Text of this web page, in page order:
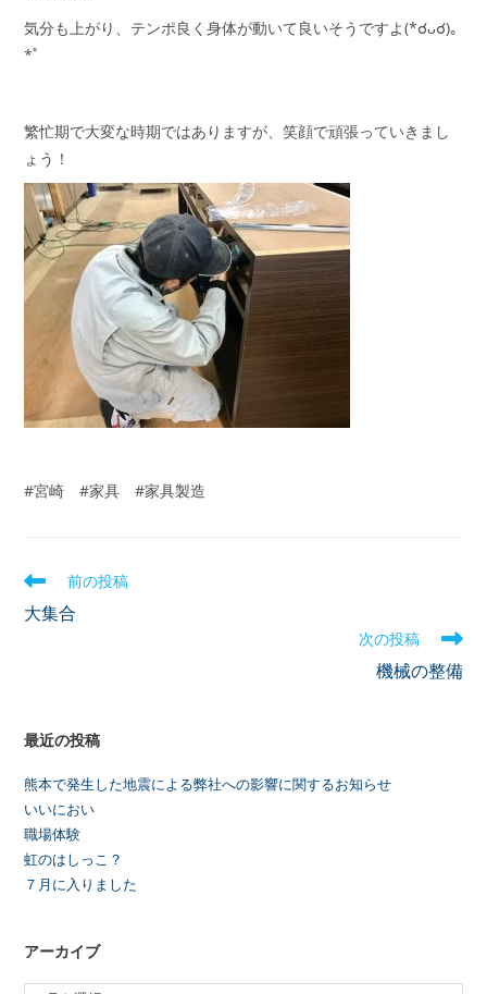
気分も上がり、テンポ良く身体が動いて良いそうですよ(*☌ᴗ☌)｡
*ﾟ
繁忙期で大変な時期ではありますが、笑顔で頑張っていきまし
ょう！
#宮崎 #家具 #家具製造
前の投稿
大集合
次の投稿
機械の整備
最近の投稿
熊本で発生した地震による弊社への影響に関するお知らせ
いいにおい
職場体験
虹のはしっこ？
７月に入りました
アーカイブ